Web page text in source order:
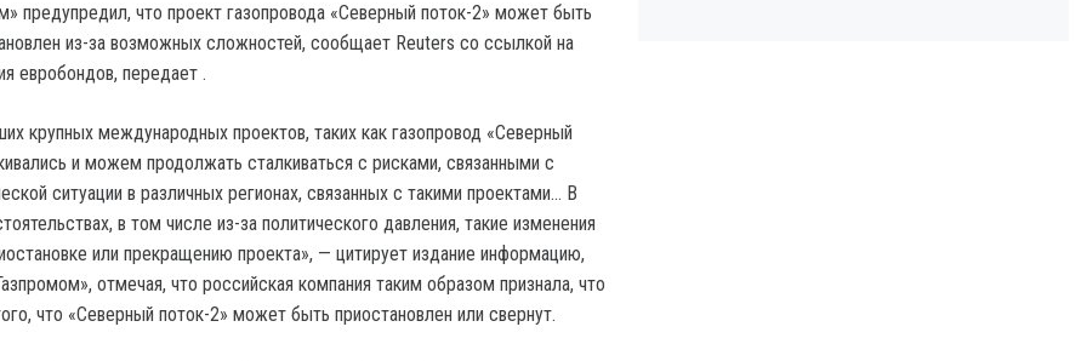
предупредил, что проект газопровода «Северный поток-2» может быть
из-за возможных сложностей, сообщает Reuters со ссылкой на
евробондов, передает .
крупных международных проектов, таких как газопровод «Северный
и можем продолжать сталкиваться с рисками, связанными с
ситуации в различных регионах, связанных с такими проектами… В
в том числе из-за политического давления, такие изменения
или прекращению проекта», — цитирует издание информацию,
отмечая, что российская компания таким образом признала, что
что «Северный поток-2» может быть приостановлен или свернут.